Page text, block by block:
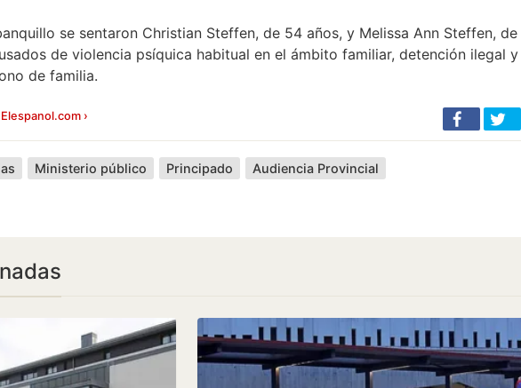
se sentaron Christian Steffen, de 54 años, y Melissa Ann Steffen, de
de violencia psíquica habitual en el ámbito familiar, detención ilegal y
de familia.
›
Ministerio público Principado Audiencia Provincial